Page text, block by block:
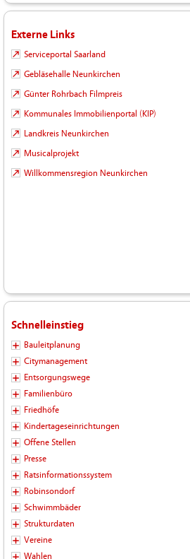
Externe Links
Serviceportal Saarland
Gebläsehalle Neunkirchen
Günter Rohrbach Filmpreis
Kommunales Immobilienportal (KIP)
Landkreis Neunkirchen
Musicalprojekt
Willkommensregion Neunkirchen
Schnelleinstieg
Bauleitplanung
Citymanagement
Entsorgungswege
Familienbüro
Friedhöfe
Kindertageseinrichtungen
Offene Stellen
Presse
Ratsinformationssystem
Robinsondorf
Schwimmbäder
Strukturdaten
Vereine
Wahlen